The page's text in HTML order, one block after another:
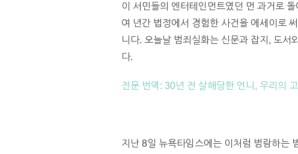
이 서민들의 엔터테인먼트였던 먼 과거로
여 년간 법정에서 경험한 사건을 에세이로
니다. 오늘날 범죄실화는 신문과 잡지, 도서
다.
전문 번역: 30년 전 살해당한 언니, 우리의
지난 8일 뉴욕타임스에는 이처럼 범람하는